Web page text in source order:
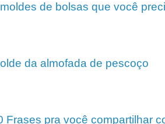
de bolsas que você
da almofada de pescoço
Frases pra você compartilhar